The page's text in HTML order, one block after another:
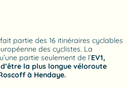
fait partie des 16 itinéraires cyclables
des cyclistes. La
partie seulement de l’EV1,
la plus longue véloroute
à Hendaye.